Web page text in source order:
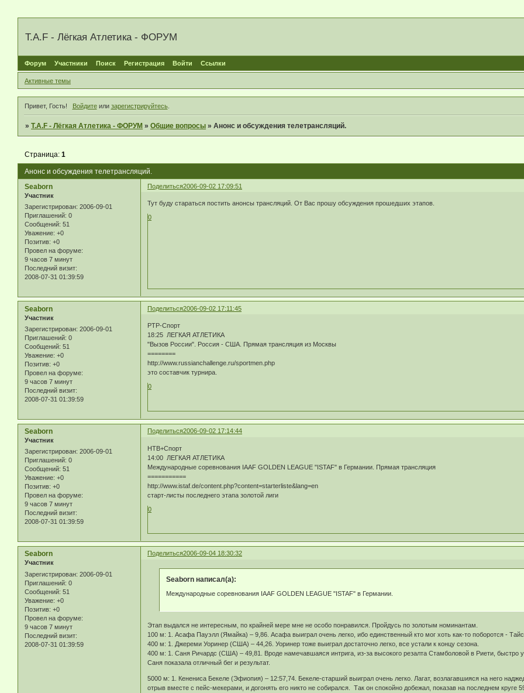
T.A.F - Лёгкая Атлетика - ФОРУМ
Форум Участники Поиск Регистрация Войти Ссылки
Активные темы
Привет, Гость! Войдитеили зарегистрируйтесь.
»T.A.F - Лёгкая Атлетика - ФОРУМ »Общие вопросы »Анонс и обсуждения телетрансляций.
Анонс и обсуждения телетрансляций.
Страница:1
Поделиться2006-09-02 17:09:51
Seaborn
Участник
Зарегистрирован: 2006-09-01
Приглашений: 0
Сообщений: 51
Уважение: +0
Позитив: +0
Провел на форуме:
9 часов 7 минут
Последний визит:
2008-07-31 01:39:59
Тут буду стараться постить анонсы трансляций. От Вас прошу обсуждения прошедших этапов.
0
Поделиться2006-09-02 17:11:45
Seaborn
Участник
Зарегистрирован: 2006-09-01
Приглашений: 0
Сообщений: 51
Уважение: +0
Позитив: +0
Провел на форуме:
9 часов 7 минут
Последний визит:
2008-07-31 01:39:59
РТР-Спорт
18:25 ЛЕГКАЯ АТЛЕТИКА
"Вызов России". Россия - США. Прямая трансляция из Москвы
========
http://www.russianchallenge.ru/sportmen.php
это составчик турнира.
0
Поделиться2006-09-02 17:14:44
Seaborn
Участник
Зарегистрирован: 2006-09-01
Приглашений: 0
Сообщений: 51
Уважение: +0
Позитив: +0
Провел на форуме:
9 часов 7 минут
Последний визит:
2008-07-31 01:39:59
НТВ+Спорт
14:00 ЛЕГКАЯ АТЛЕТИКА
Международные соревнования IAAF GOLDEN LEAGUE "ISTAF" в Германии. Прямая трансляция
===========
http://www.istaf.de/content.php?content=starterliste&lang=en
старт-листы последнего этапа золотой лиги
0
Поделиться2006-09-04 18:30:32
Seaborn
Участник
Зарегистрирован: 2006-09-01
Приглашений: 0
Сообщений: 51
Уважение: +0
Позитив: +0
Провел на форуме:
9 часов 7 минут
Последний визит:
2008-07-31 01:39:59
Seaborn написал(а):
Международные соревнования IAAF GOLDEN LEAGUE "ISTAF" в Германии.
Этап выдался не интересным, по крайней мере мне не особо понравился. Пройдусь по золотым номинантам.
100 м: 1. Асафа Пауэлл (Ямайка) – 9,86. Асафа выиграл очень легко, ибо единственный кто мог хоть как-то поборотся -
400 м: 1. Джереми Уоринер (США) – 44,26. Уоринер тоже выиграл достаточно легко, все устали к концу сезона.
400 м: 1. Саня Ричардс (США) – 49,81. Вроде намечавшаяся интрига, из-за высокого резалта Стамболовой в Риети, быстро
Саня показала отличный бег и результат.
5000 м: 1. Кенениса Бекеле (Эфиопия) – 12:57,74. Бекеле-старший выиграл очень легко. Лагат, возлагавшияся на него
отрыв вместе с пейс-мекерами, и догонять его никто не собирался. Так он спокойно добежал, показав на последнем круге